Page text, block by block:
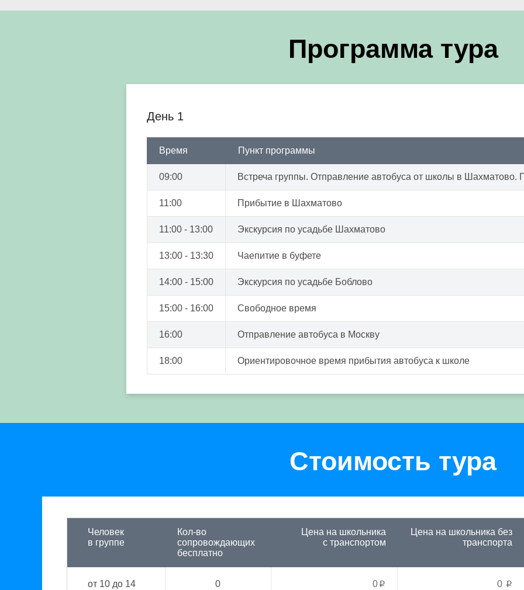
Программа тура
День 1
Время Пункт программы
09:00 Встреча группы. Отправление автобуса от школы в Шахматово.
11:00 Прибытие в Шахматово
11:00 - 13:00 Экскурсия по усадьбе Шахматово
13:00 - 13:30 Чаепитие в буфете
14:00 - 15:00 Экскурсия по усадьбе Боблово
15:00 - 16:00 Свободное время
16:00 Отправление автобуса в Москву
18:00 Ориентировочное время прибытия автобуса к школе
Стоимость тура
Цена на школьника
с транспортом
Цена на школьника без
транспорта
Человек
в группе
Кол-во
сопровождающих
бесплатно
0p 0 p
от 10 до 14 0